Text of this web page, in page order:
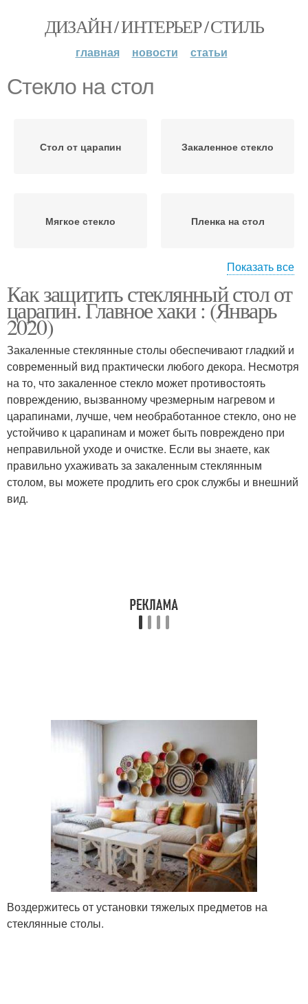
ДИЗАЙН / ИНТЕРЬЕР / СТИЛЬ
главная новости статьи
Стекло на стол
Стол от царапин Закаленное стекло
Мягкое стекло Пленка на стол
Накладки на стол Жидкое стекло
Стекло для стола
Стекло для
столешницы
Стеклянные столы Столы на кухне
Показать все
Как защитить стеклянный стол от
царапин. Главное хаки : (Январь
2020)
Закаленные стеклянные столы обеспечивают гладкий и
современный вид практически любого декора. Несмотря
на то, что закаленное стекло может противостоять
повреждению, вызванному чрезмерным нагревом и
царапинами, лучше, чем необработанное стекло, оно не
устойчиво к царапинам и может быть повреждено при
неправильной уходе и очистке. Если вы знаете, как
правильно ухаживать за закаленным стеклянным
столом, вы можете продлить его срок службы и внешний
вид.
Воздержитесь от установки тяжелых предметов на
стеклянные столы.